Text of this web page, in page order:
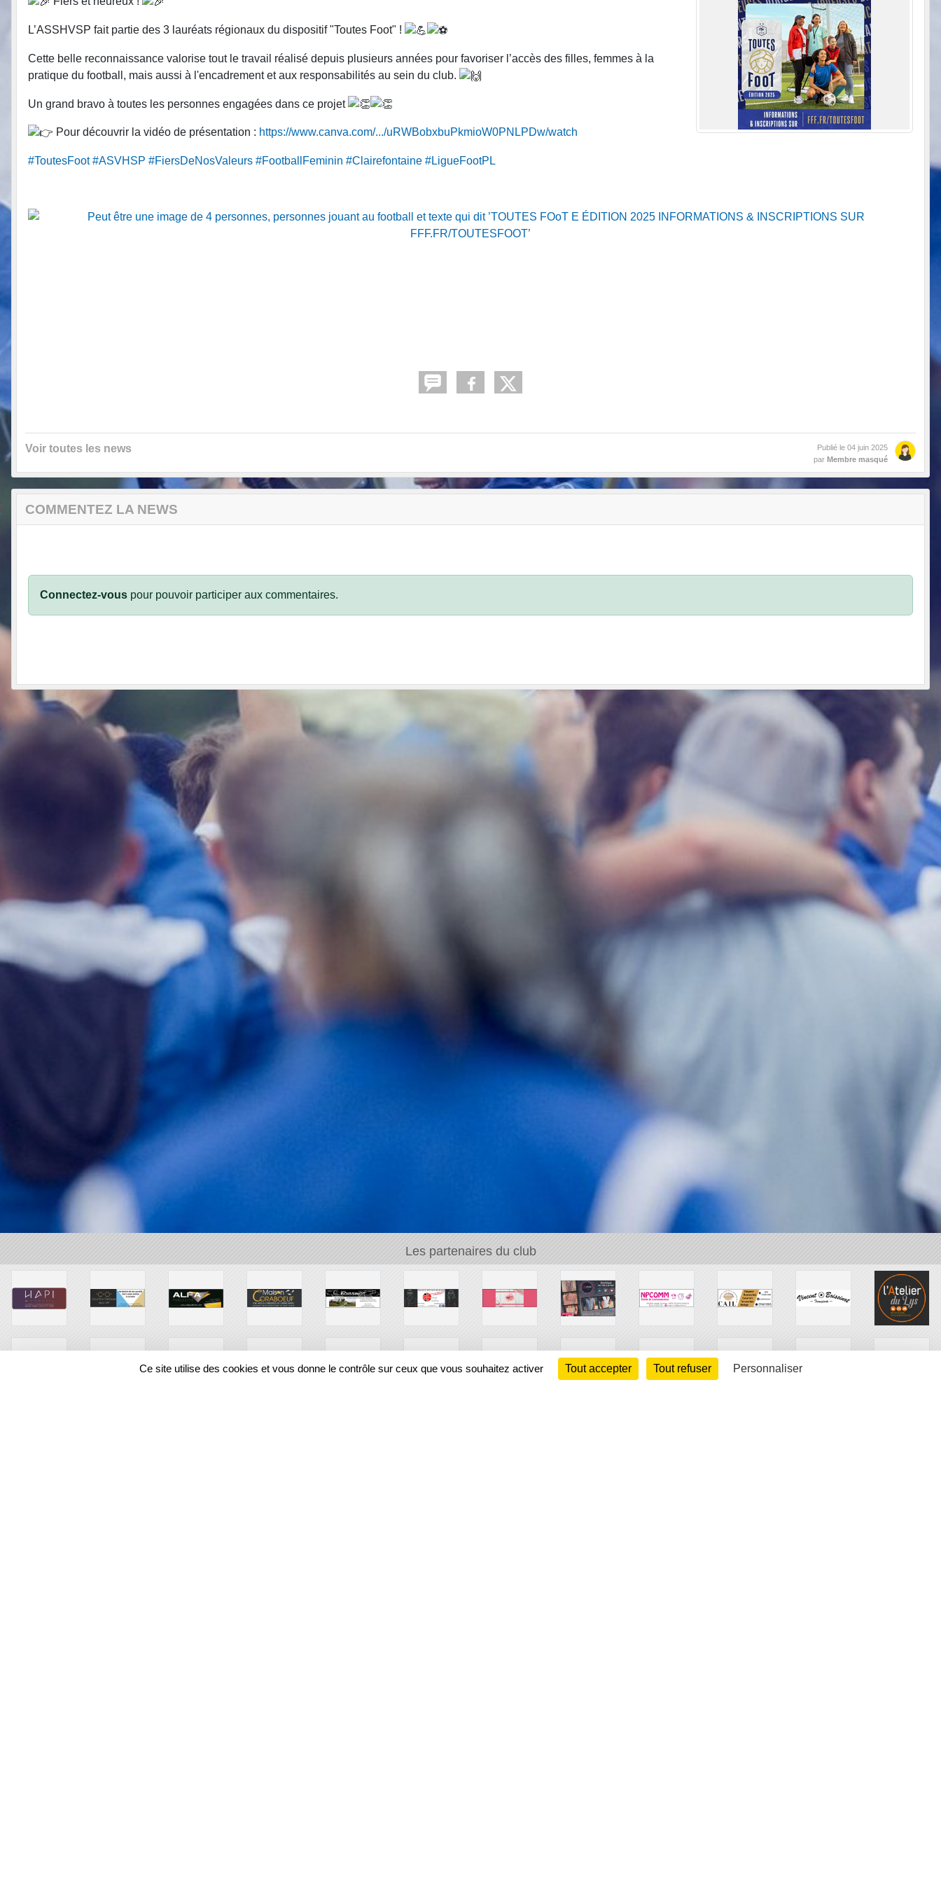
L’ASSHVSP fait partie des 3 lauréats régionaux du dispositif "Toutes Foot" !
Cette belle reconnaissance valorise tout le travail réalisé depuis plusieurs années pour favoriser l’accès des filles, femmes à la
pratique du football, mais aussi à l'encadrement et aux responsabilités au sein du club.
Un grand bravo à toutes les personnes engagées dans ce projet
Pour découvrir la vidéo de présentation : https://www.canva.com/.../uRWBobxbuPkmioW0PNLPDw/watch
#ToutesFoot #ASVHSP #FiersDeNosValeurs #FootballFeminin #Clairefontaine #LigueFootPL
Voir toutes les news Publié le 04 juin 2025
par Membre masqué
COMMENTEZ LA NEWS
Connectez-vous pour pouvoir participer aux commentaires.
Les partenaires du club
Ce site utilise des cookies et vous donne le contrôle sur ceux que vous souhaitez activer Tout accepter Tout refuser Personnaliser